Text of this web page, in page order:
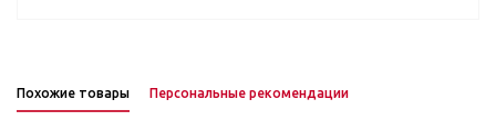
Похожие товары Персональные рекомендации